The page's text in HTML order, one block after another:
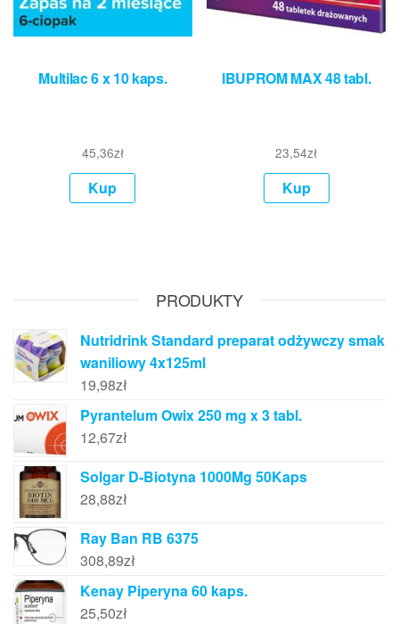
Multilac 6 x 10 kaps.
45,36zł
Kup
IBUPROM MAX 48 tabl.
23,54zł
Kup
PRODUKTY
Nutridrink Standard preparat odżywczy smak
waniliowy 4x125ml
19,98zł
Pyrantelum Owix 250 mg x 3 tabl.
12,67zł
Solgar D-Biotyna 1000Μg 50Kaps
28,88zł
Ray Ban RB 6375
308,89zł
Kenay Piperyna 60 kaps.
25,50zł